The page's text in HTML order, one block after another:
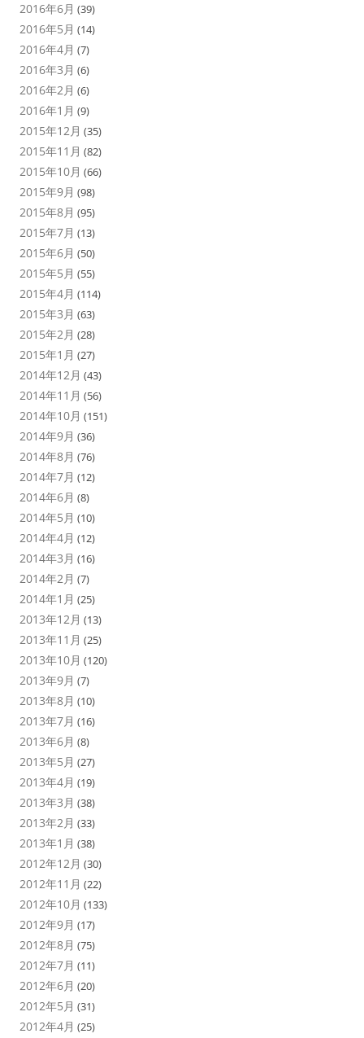
2016年6月 (39)
2016年5月 (14)
2016年4月 (7)
2016年3月 (6)
2016年2月 (6)
2016年1月 (9)
2015年12月 (35)
2015年11月 (82)
2015年10月 (66)
2015年9月 (98)
2015年8月 (95)
2015年7月 (13)
2015年6月 (50)
2015年5月 (55)
2015年4月 (114)
2015年3月 (63)
2015年2月 (28)
2015年1月 (27)
2014年12月 (43)
2014年11月 (56)
2014年10月 (151)
2014年9月 (36)
2014年8月 (76)
2014年7月 (12)
2014年6月 (8)
2014年5月 (10)
2014年4月 (12)
2014年3月 (16)
2014年2月 (7)
2014年1月 (25)
2013年12月 (13)
2013年11月 (25)
2013年10月 (120)
2013年9月 (7)
2013年8月 (10)
2013年7月 (16)
2013年6月 (8)
2013年5月 (27)
2013年4月 (19)
2013年3月 (38)
2013年2月 (33)
2013年1月 (38)
2012年12月 (30)
2012年11月 (22)
2012年10月 (133)
2012年9月 (17)
2012年8月 (75)
2012年7月 (11)
2012年6月 (20)
2012年5月 (31)
2012年4月 (25)